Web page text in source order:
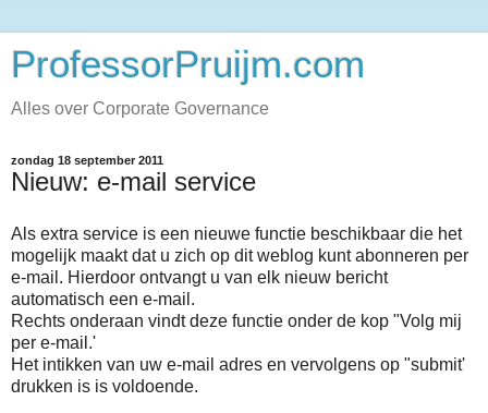
ProfessorPruijm.com
Alles over Corporate Governance
zondag 18 september 2011
Nieuw: e-mail service
Als extra service is een nieuwe functie beschikbaar die het
mogelijk maakt dat u zich op dit weblog kunt abonneren per
e-mail. Hierdoor ontvangt u van elk nieuw bericht
automatisch een e-mail.
Rechts onderaan vindt deze functie onder de kop "Volg mij
per e-mail.'
Het intikken van uw e-mail adres en vervolgens op "submit'
drukken is is voldoende.